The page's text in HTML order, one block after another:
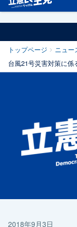
トップページ
ニュー
台風21号災害対策に
2018年9月3日